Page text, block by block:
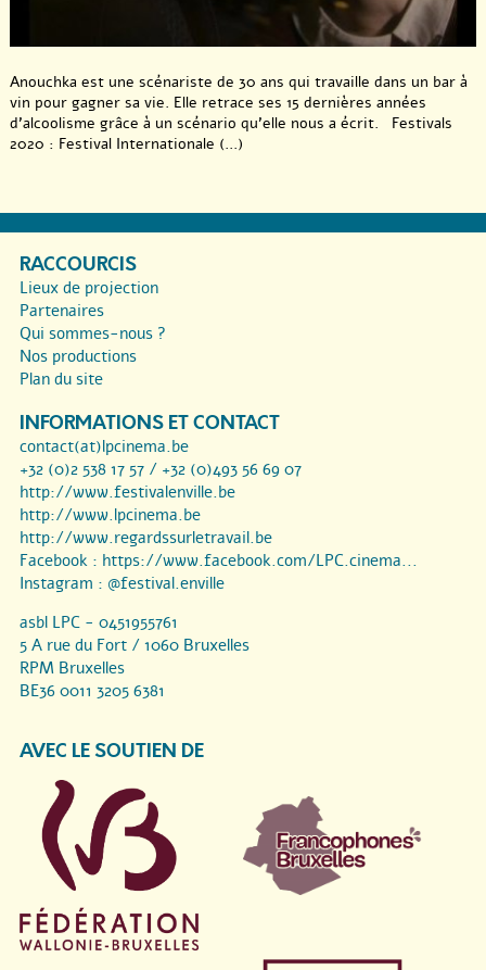
Anouchka est une scénariste de 30 ans qui travaille dans un bar à
vin pour gagner sa vie. Elle retrace ses 15 dernières années
d’alcoolisme grâce à un scénario qu’elle nous a écrit. Festivals
2020 : Festival Internationale (...)
RACCOURCIS
Lieux de projection
Partenaires
Qui sommes-nous ?
Nos productions
Plan du site
INFORMATIONS ET CONTACT
contact(at)lpcinema.be
+32 (0)2 538 17 57 / +32 (0)493 56 69 07
http://www.festivalenville.be
http://www.lpcinema.be
http://www.regardssurletravail.be
Facebook : https://www.facebook.com/LPC.cinema...
Instagram : @festival.enville
asbl LPC - 0451955761
5 A rue du Fort / 1060 Bruxelles
RPM Bruxelles
BE36 0011 3205 6381
AVEC LE SOUTIEN DE